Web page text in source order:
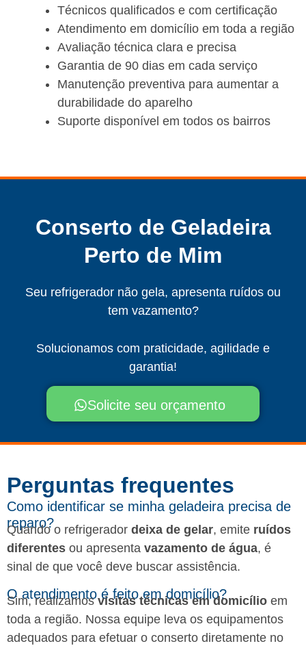
Técnicos qualificados e com certificação
Atendimento em domicílio em toda a região
Avaliação técnica clara e precisa
Garantia de 90 dias em cada serviço
Manutenção preventiva para aumentar a
durabilidade do aparelho
Suporte disponível em todos os bairros
Conserto de Geladeira
Perto de Mim
Seu refrigerador não gela, apresenta ruídos ou
tem vazamento?
Solucionamos com praticidade, agilidade e
garantia!
Solicite seu orçamento
Perguntas frequentes​
Como identificar se minha geladeira precisa de
reparo?
Quando o refrigerador deixa de gelar, emite ruídos
diferentes ou apresenta vazamento de água, é
sinal de que você deve buscar assistência.
O atendimento é feito em domicílio?
Sim, realizamosvisitas técnicas em domicílio em
toda a região. Nossa equipe leva os equipamentos
adequados para efetuar o conserto diretamente no